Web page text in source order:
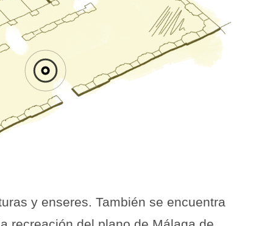
y enseres. También se encuentra